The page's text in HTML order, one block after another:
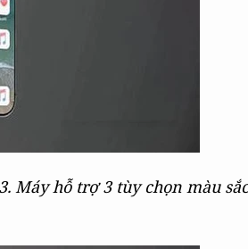
Máy hỗ trợ 3 tùy chọn màu sắc